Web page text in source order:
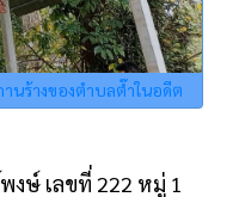
นร้างของตำบลต๊ำในอดีต
งษ์ เลขที่ 222 หมู่ 1